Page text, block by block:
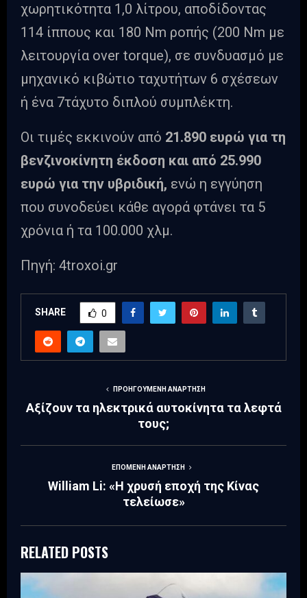
χωρητικότητα 1,0 λίτρου, αποδίδοντας
114 ίππους και 180 Nm ροπής (200 Nm με
λειτουργία over torque), σε συνδυασμό με
μηχανικό κιβώτιο ταχυτήτων 6 σχέσεων
ή ένα 7τάχυτο διπλού συμπλέκτη.
Oι τιμές εκκινούν από 21.890 ευρώ για τη
βενζινοκίνητη έκδοση και από 25.990
ευρώ για την υβριδική, ενώ η εγγύηση
που συνοδεύει κάθε αγορά φτάνει τα 5
χρόνια ή τα 100.000 χλμ.
Πηγή: 4troxoi.gr
SHARE 0
ΠΡΟΗΓΟΎΜΕΝΗ ΑΝΆΡΤΗΣΗ
Αξίζουν τα ηλεκτρικά αυτοκίνητα τα λεφτά
τους;
ΕΠΌΜΕΝΗ ΑΝΆΡΤΗΣΗ
William Li: «Η χρυσή εποχή της Κίνας
τελείωσε»
RELATED POSTS